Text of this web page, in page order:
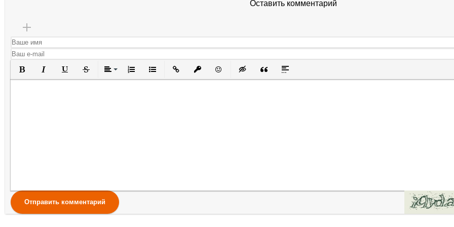
Оставить комментарий
Полужирный
КурсивПодчеркнутый
ЗачеркнутыйВыравнивание
Нумерованный список
Маркированный список
Вставить ссылку
Вставить защищенную ссылку
Вставить смайлик
Вставка скрытого текста
Вставка цитаты
Вставка спойлера
Отправить комментарий